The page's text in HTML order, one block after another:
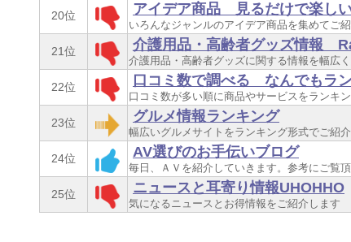
20位 アイデア商品 見るだけで楽し
いろんなジャンルのアイデア商品を集めてご紹
21位 介護用品・高齢者グッズ情報
介護用品・高齢者グッズに関する情報を幅広く
22位 口コミ数で調べる なんでもラ
口コミ数が多い順に商品やサービスをランキ
23位 グルメ情報ランキング
幅広いグルメサイトをランキング形式でご紹
24位 AV選びのお手伝いブログ
毎日、ＡＶを紹介していきます。参考にご覧
25位 ニュースと耳寄り情報UHOHHO
気になるニュースとお得情報をご紹介します